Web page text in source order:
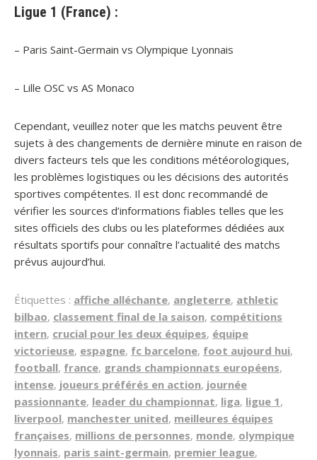
Ligue 1 (France) :
– Paris Saint-Germain vs Olympique Lyonnais
– Lille OSC vs AS Monaco
Cependant, veuillez noter que les matchs peuvent être
sujets à des changements de dernière minute en raison de
divers facteurs tels que les conditions météorologiques,
les problèmes logistiques ou les décisions des autorités
sportives compétentes. Il est donc recommandé de
vérifier les sources d’informations fiables telles que les
sites officiels des clubs ou les plateformes dédiées aux
résultats sportifs pour connaître l’actualité des matchs
prévus aujourd’hui.
Étiquettes : affiche alléchante, angleterre, athletic
bilbao, classement final de la saison, compétitions
intern, crucial pour les deux équipes, équipe
victorieuse, espagne, fc barcelone, foot aujourd hui,
football, france, grands championnats européens,
intense, joueurs préférés en action, journée
passionnante, leader du championnat, liga, ligue 1,
liverpool, manchester united, meilleures équipes
françaises, millions de personnes, monde, olympique
lyonnais, paris saint-germain, premier league,